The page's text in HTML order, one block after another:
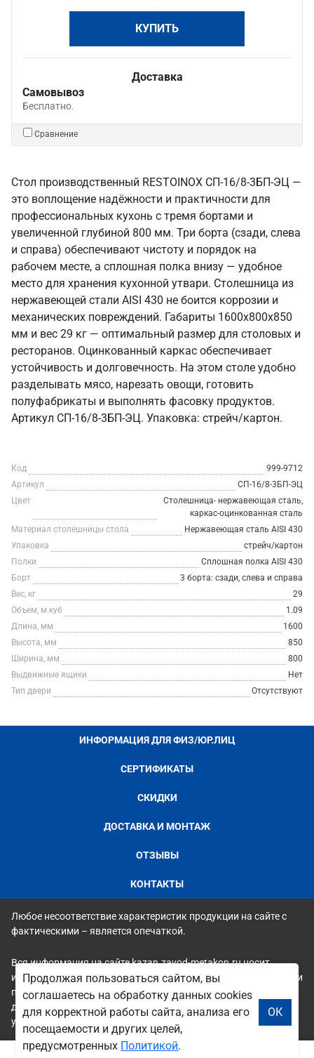
КУПИТЬ
Доставка
Самовывоз
Бесплатно.
Сравнение
Стол производственный RESTOINOX СП-16/8-3БП-ЭЦ —
это воплощение надёжности и практичности для
профессиональных кухонь с тремя бортами и
увеличенной глубиной 800 мм. Три борта (сзади, слева
и справа) обеспечивают чистоту и порядок на
рабочем месте, а сплошная полка внизу — удобное
место для хранения кухонной утвари. Столешница из
нержавеющей стали AISI 430 не боится коррозии и
механических повреждений. Габариты 1600x800x850
мм и вес 29 кг — оптимальный размер для столовых и
ресторанов. Оцинкованный каркас обеспечивает
устойчивость и долговечность. На этом столе удобно
разделывать мясо, нарезать овощи, готовить
полуфабрикаты и выполнять фасовку продуктов.
Артикул СП-16/8-3БП-ЭЦ. Упаковка: стрейч/картон.
Код
999-9712
Артикул
СП-16/8-3БП-ЭЦ
Цвет
Столешница- нержавеющая сталь,
каркас-оцинкованная сталь
Материал столешницы стола
Нержавеющая сталь AISI 430
Упаковка
стрейч/картон
Полки
Сплошная полка AISI 430
Борт
3 борта: сзади, слева и справа
Вес, кг
29
Объем, м.куб
1.09
Длина, мм
1600
Высота, мм
850
Ширина, мм
800
Выдвижные ящики
Нет
Тип двери
Отсутствуют
ИНФОРМАЦИЯ ДЛЯ ФИЗ/ЮР.ЛИЦ
СЕРТИФИКАТЫ
СКИДКИ
ДОСТАВКА И МОНТАЖ
ОТЗЫВЫ
КОНТАКТЫ
Любое несоответствие характеристик продукции на сайте с
фактическими – является опечаткой.
Вся информация на сайте kazan.zavod-metakon.ru носит
исключительно ознакомительный и справочный характер и ни
при каких условиях не является публичной офертой. Всю
дополнительную информацию можно узнать по телефонам
указанным на сайте.
Продолжая пользоваться сайтом, вы
соглашаетесь на обработку данных cookies
для корректной работы сайта, анализа его
посещаемости и других целей,
предусмотренных Политикой.
ОК